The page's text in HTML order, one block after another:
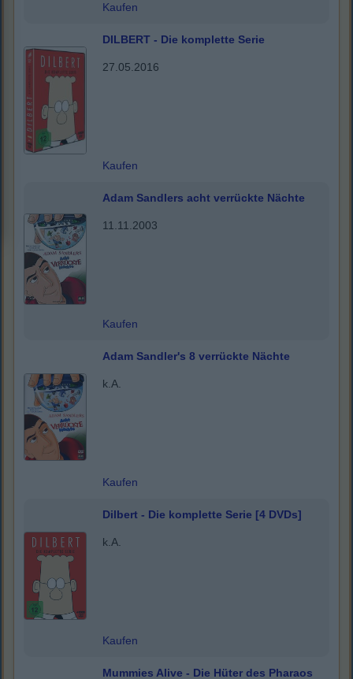
Kaufen
DILBERT - Die komplette Serie
27.05.2016
Kaufen
Adam Sandlers acht verrückte Nächte
11.11.2003
Kaufen
Adam Sandler's 8 verrückte Nächte
k.A.
Kaufen
Dilbert - Die komplette Serie [4 DVDs]
k.A.
Kaufen
Mummies Alive - Die Hüter des Pharaos